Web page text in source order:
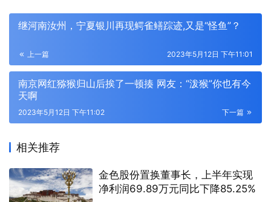
继河南汝州，宁夏银川再现鳄雀鳝踪迹,又是“怪鱼”？
上一篇 2023年5月12日 下午11:01
南京网红猕猴归山后挨了一顿揍 网友：“泼猴”你也有今
天啊
下一篇
2023年5月12日 下午11:02
相关推荐
金色股份置换董事长，上半年实现
净利润69.89万元同比下降85.25%